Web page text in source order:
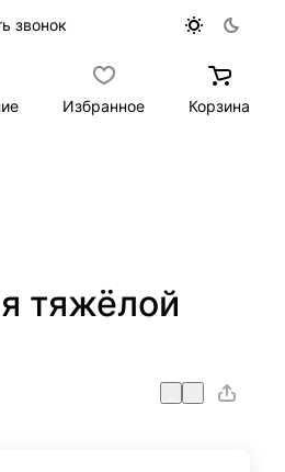
звонок
Избранное Корзина
тяжёлой